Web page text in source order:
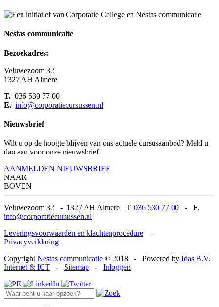
Nestas communicatie
Bezoekadres:
Veluwezoom 32
1327 AH Almere
T. 036 530 77 00
E. info@corporatiecursussen.nl
Nieuwsbrief
Wilt u op de hoogte blijven van ons actuele cursusaanbod? Meld u
dan aan voor onze nieuwsbrief.
AANMELDEN NIEUWSBRIEF
NAAR
BOVEN
Veluwezoom 32 - 1327 AH Almere T. 036 530 77 00 - E.
info@corporatiecursussen.nl
Leveringsvoorwaarden en klachtenprocedure
-
Privacyverklaring
Copyright Nestas communicatie © 2018 - Powered by Idas B.V.
Internet & ICT
- Sitemap - Inloggen